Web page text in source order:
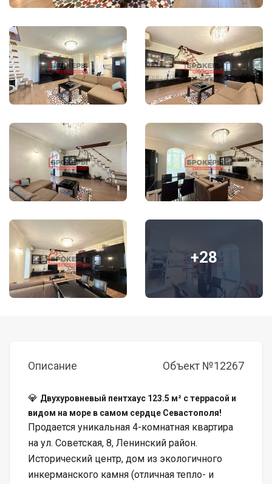
+28
Описание Объект №12267
💎 Двухуровневый пентхаус 123.5 м² с террасой и
видом на море в самом сердце Севастополя!
Продается уникальная 4-комнатная квартира
на ул. Советская, 8, Ленинский район.
Исторический центр, дом из экологичного
инкерманского камня (отличная тепло- и